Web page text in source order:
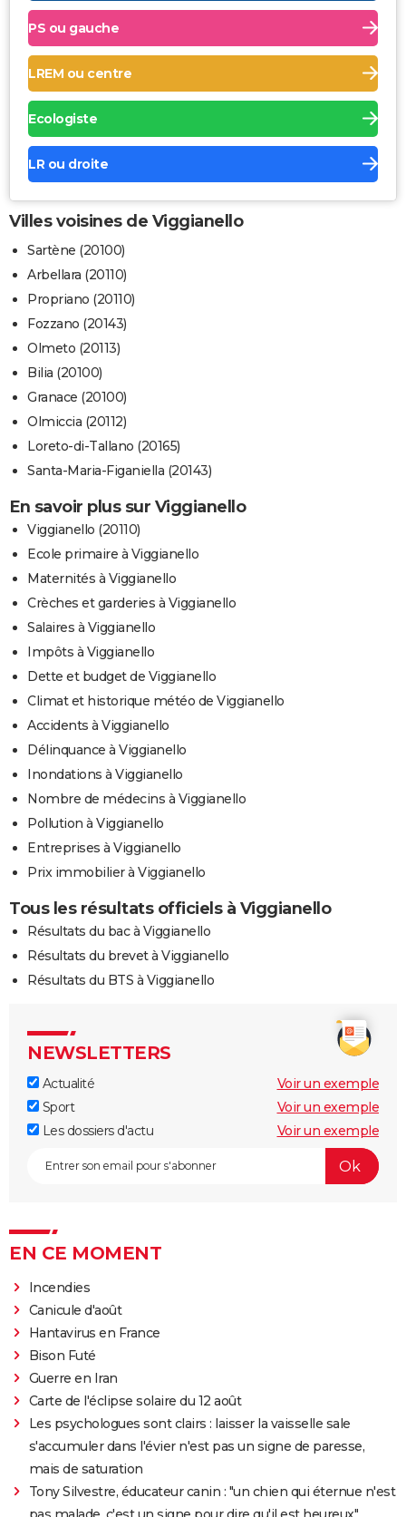
PS ou gauche
LREM ou centre
Ecologiste
LR ou droite
Villes voisines de Viggianello
Sartène (20100)
Arbellara (20110)
Propriano (20110)
Fozzano (20143)
Olmeto (20113)
Bilia (20100)
Granace (20100)
Olmiccia (20112)
Loreto-di-Tallano (20165)
Santa-Maria-Figaniella (20143)
En savoir plus sur Viggianello
Viggianello (20110)
Ecole primaire à Viggianello
Maternités à Viggianello
Crèches et garderies à Viggianello
Salaires à Viggianello
Impôts à Viggianello
Dette et budget de Viggianello
Climat et historique météo de Viggianello
Accidents à Viggianello
Délinquance à Viggianello
Inondations à Viggianello
Nombre de médecins à Viggianello
Pollution à Viggianello
Entreprises à Viggianello
Prix immobilier à Viggianello
Tous les résultats officiels à Viggianello
Résultats du bac à Viggianello
Résultats du brevet à Viggianello
Résultats du BTS à Viggianello
NEWSLETTERS
Actualité
Voir un exemple
Sport
Voir un exemple
Les dossiers d'actu
Voir un exemple
EN CE MOMENT
Incendies
Canicule d'août
Hantavirus en France
Bison Futé
Guerre en Iran
Carte de l'éclipse solaire du 12 août
Les psychologues sont clairs : laisser la vaisselle sale
s'accumuler dans l'évier n'est pas un signe de paresse,
mais de saturation
Tony Silvestre, éducateur canin : "un chien qui éternue n'est